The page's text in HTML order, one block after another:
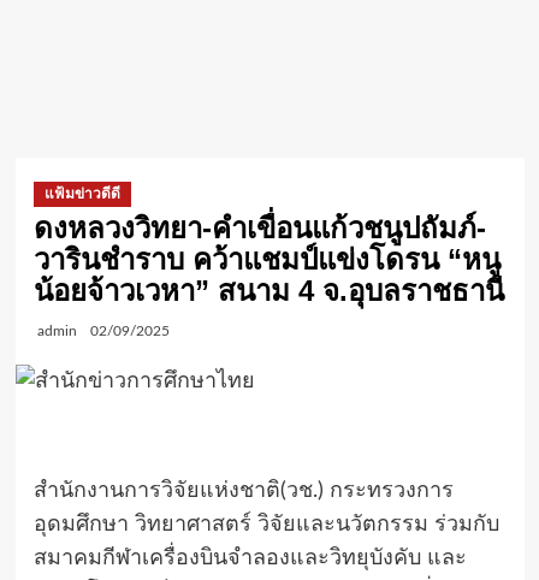
แฟ้มข่าวดีดี
ดงหลวงวิทยา-คำเขื่อนแก้วชนูปถัมภ์-
วารินชำราบ คว้าแชมป์แข่งโดรน “หนู
น้อยจ้าวเวหา” สนาม 4 จ.อุบลราชธานี
admin 02/09/2025
สำนักงานการวิจัยแห่งชาติ(วช.) กระทรวงการ
อุดมศึกษา วิทยาศาสตร์ วิจัยและนวัตกรรม ร่วมกับ
สมาคมกีฬาเครื่องบินจำลองและวิทยุบังคับ และ